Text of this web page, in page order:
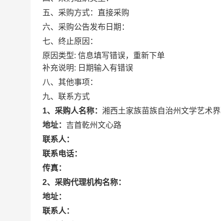
五、采购方式： 直接采购
六、采购公告发布日期：
七、终止原因：
原因类型: 信息填写错误，重新下单
补充说明: 日期输入有错误
八、其他事项：
九、联系方式
1、采购人名称： 湘西土家族苗族自治州文学艺术
地址： 吉首乾州文心路
联系人：
联系电话：
传真：
2、采购代理机构名称：
地址：
联系人：